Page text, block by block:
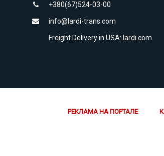
+380(67)524-03-00
info@lardi-trans.com
Freight Delivery in USA: lardi.com
РЕКЛАМА НА ПОРТАЛЕ